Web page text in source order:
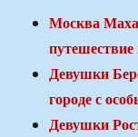
Москва
Девушки
городе с
Девушки